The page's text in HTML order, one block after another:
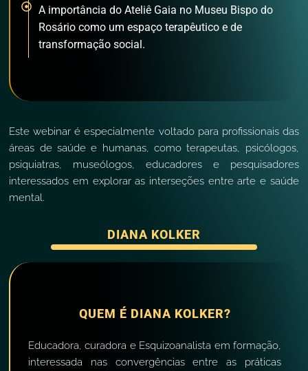
A importância do Ateliê Gaia no Museu Bispo do
Rosário como um espaço terapêutico e de
transformação social.
Este webinar é especialmente voltado para profissionais das
áreas de saúde e humanas, como terapeutas, psicólogos,
psiquiatras, museólogos, educadores e pesquisadores
interessados em explorar as interseções entre arte e saúde
mental.
DIANA KOLKER
QUEM É DIANA KOLKER?
Educadora, curadora e Esquizoanalista em formação,
interessada nas convergências entre as práticas